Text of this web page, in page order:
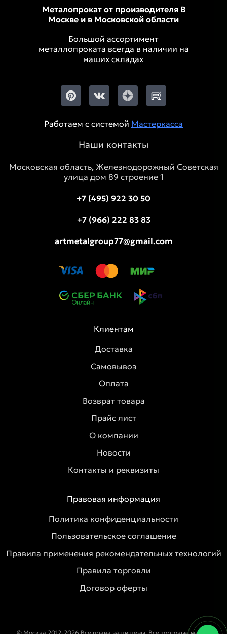
Металопрокат от производителя В
Москве и в Московской области
Большой ассортимент
металлопроката всегда в наличии на
наших складах
Работаем с системой Мастеркасса
Наши контакты
Московская область, Железнодорожный Советская
улица дом 89 строение 1
+7 (495) 922 30 50
+7 (966) 222 83 83
artmetalgroup77@gmail.com
Клиентам
Доставка
Самовывоз
Оплата
Возврат товара
Прайс лист
О компании
Новости
Контакты и реквизиты
Правовая информация
Политика конфиденциальности
Пользовательское соглашение
Правила применения рекомендательных технологий
Правила торговли
Договор оферты